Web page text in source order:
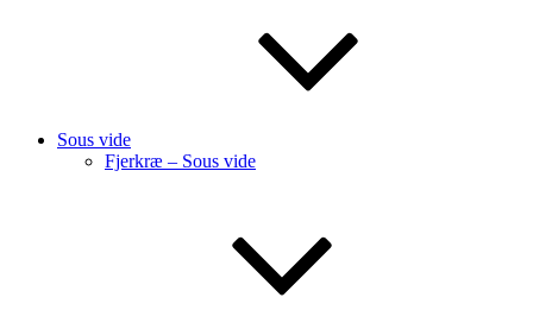
Sous vide
Fjerkræ – Sous vide